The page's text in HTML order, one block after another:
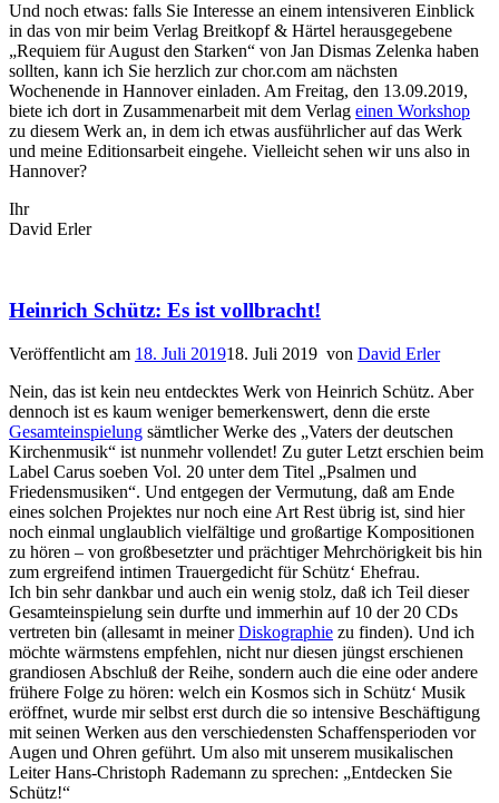
Und noch etwas: falls Sie Interesse an einem intensiveren Einblick
in das von mir beim Verlag Breitkopf & Härtel herausgegebene
„Requiem für August den Starken“ von Jan Dismas Zelenka haben
sollten, kann ich Sie herzlich zur chor.com am nächsten
Wochenende in Hannover einladen. Am Freitag, den 13.09.2019,
biete ich dort in Zusammenarbeit mit dem Verlag einen Workshop
zu diesem Werk an, in dem ich etwas ausführlicher auf das Werk
und meine Editionsarbeit eingehe. Vielleicht sehen wir uns also in
Hannover?
Ihr
David Erler
Heinrich Schütz: Es ist vollbracht!
Veröffentlicht am 18. Juli 201918. Juli 2019 von David Erler
Nein, das ist kein neu entdecktes Werk von Heinrich Schütz. Aber
dennoch ist es kaum weniger bemerkenswert, denn die erste
Gesamteinspielung sämtlicher Werke des „Vaters der deutschen
Kirchenmusik“ ist nunmehr vollendet! Zu guter Letzt erschien beim
Label Carus soeben Vol. 20 unter dem Titel „Psalmen und
Friedensmusiken“. Und entgegen der Vermutung, daß am Ende
eines solchen Projektes nur noch eine Art Rest übrig ist, sind hier
noch einmal unglaublich vielfältige und großartige Kompositionen
zu hören – von großbesetzter und prächtiger Mehrchörigkeit bis hin
zum ergreifend intimen Trauergedicht für Schütz‘ Ehefrau.
Ich bin sehr dankbar und auch ein wenig stolz, daß ich Teil dieser
Gesamteinspielung sein durfte und immerhin auf 10 der 20 CDs
vertreten bin (allesamt in meinerDiskographie zu finden). Und ich
möchte wärmstens empfehlen, nicht nur diesen jüngst erschienen
grandiosen Abschluß der Reihe, sondern auch die eine oder andere
frühere Folge zu hören: welch ein Kosmos sich in Schütz‘ Musik
eröffnet, wurde mir selbst erst durch die so intensive Beschäftigung
mit seinen Werken aus den verschiedensten Schaffensperioden vor
Augen und Ohren geführt. Um also mit unserem musikalischen
Leiter Hans-Christoph Rademann zu sprechen: „Entdecken Sie
Schütz!“